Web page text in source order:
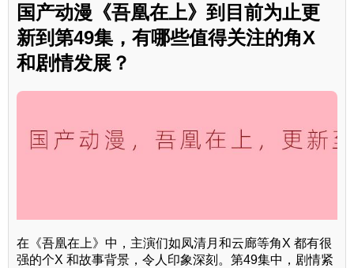
国产动漫《吾凰在上》到目前为止更
新到第49集，有哪些值得关注的角X
和剧情发展？
在《吾凰在上》中，主演们如凤清月和云廊等角X 都有很
强的个X 和故事背景，令人印象深刻。第49集中，剧情紧